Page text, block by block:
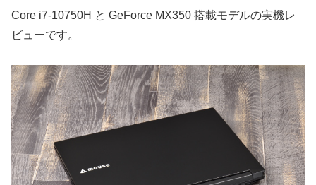
Core i7-10750H と GeForce MX350 搭載モデルの実機レ
ビューです。